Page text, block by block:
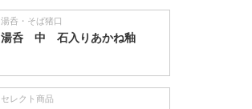
湯呑・そば猪口
湯呑 中 石入りあかね釉
セレクト商品